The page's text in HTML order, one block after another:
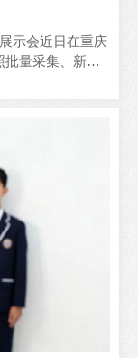
示会近日在重庆
量采集、新生